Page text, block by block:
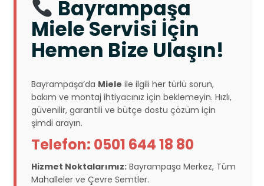
Bayrampaşa
Miele Servisi İçin
Hemen Bize Ulaşın!
Bayrampaşa’da Miele ile ilgili her türlü sorun,
bakım ve montaj ihtiyacınız için beklemeyin. Hızlı,
güvenilir, garantili ve bütçe dostu çözüm için
şimdi arayın.
Telefon: 0501 644 18 80
Hizmet Noktalarımız: Bayrampaşa Merkez, Tüm
Mahalleler ve Çevre Semtler.